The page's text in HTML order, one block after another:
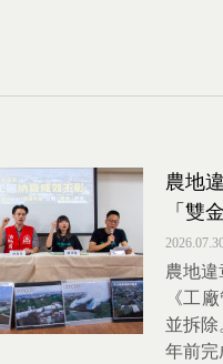
農地
「雙
農地
《工
並拆
年前完